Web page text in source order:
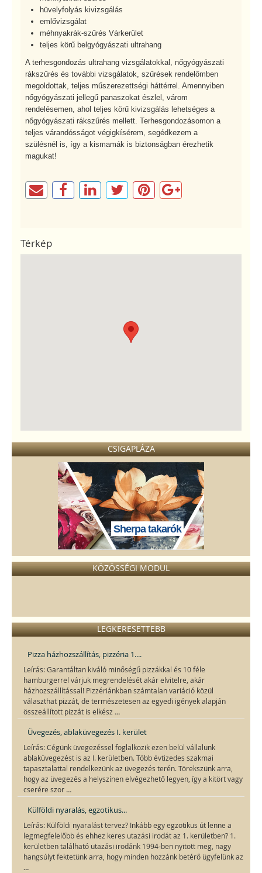
hüvelyfolyás kivizsgálás
emlővizsgálat
méhnyakrák-szűrés Várkerület
teljes körű belgyógyászati ultrahang
A terhesgondozás ultrahang vizsgálatokkal, nőgyógyászati
rákszűrés és további vizsgálatok, szűrések rendelőmben
megoldottak, teljes műszerezettségi háttérrel. Amennyiben
nőgyógyászati jellegű panaszokat észlel, várom
rendelésemen, ahol teljes körű kivizsgálás lehetséges a
nőgyógyászati rákszűrés mellett. Terhesgondozásomon a
teljes várandósságot végigkísérem, segédkezem a
szülésnél is, így a kismamák is biztonságban érezhetik
magukat!
Térkép
CSIGAPLÁZA
Sherpa takarók
KÖZÖSSÉGI MODUL
LEGKERESETTEBB
Pizza házhozszállítás, pizzéria 1....
Leírás: Garantáltan kiváló minőségű pizzákkal és 10 féle
hamburgerrel várjuk megrendelését akár elvitelre, akár
házhozszállítással! Pizzériánkban számtalan variáció közül
választhat pizzát, de természetesen az egyedi igények alapján
összeállított pizzát is elkész ...
Üvegezés, ablaküvegezés I. kerület
Leírás: Cégünk üvegezéssel foglalkozik ezen belül vállalunk
ablaküvegezést is az I. kerületben. Több évtizedes szakmai
tapasztalattal rendelkezünk az üvegezés terén. Törekszünk arra,
hogy az üvegezés a helyszínen elvégezhető legyen, így a kitört vagy
cserére szor ...
Külföldi nyaralás, egzotikus...
Leírás: Külföldi nyaralást tervez? Inkább egy egzotikus út lenne a
legmegfelelőbb és ehhez keres utazási irodát az 1. kerületben? 1.
kerületben található utazási irodánk 1994-ben nyitott meg, nagy
hangsúlyt fektetünk arra, hogy minden hozzánk betérő ügyfelünk az
...